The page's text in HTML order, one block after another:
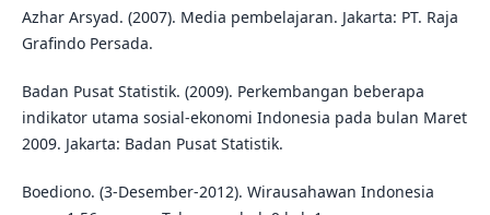
Azhar Arsyad. (2007). Media pembelajaran. Jakarta: PT. Raja
Grafindo Persada.
Badan Pusat Statistik. (2009). Perkembangan beberapa
indikator utama sosial-ekonomi Indonesia pada bulan Maret
2009. Jakarta: Badan Pusat Statistik.
Boediono. (3-Desember-2012). Wirausahawan Indonesia